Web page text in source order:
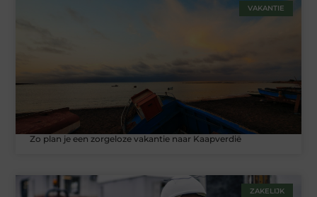
VAKANTIE
Zo plan je een zorgeloze vakantie naar Kaapverdië
ZAKELIJK